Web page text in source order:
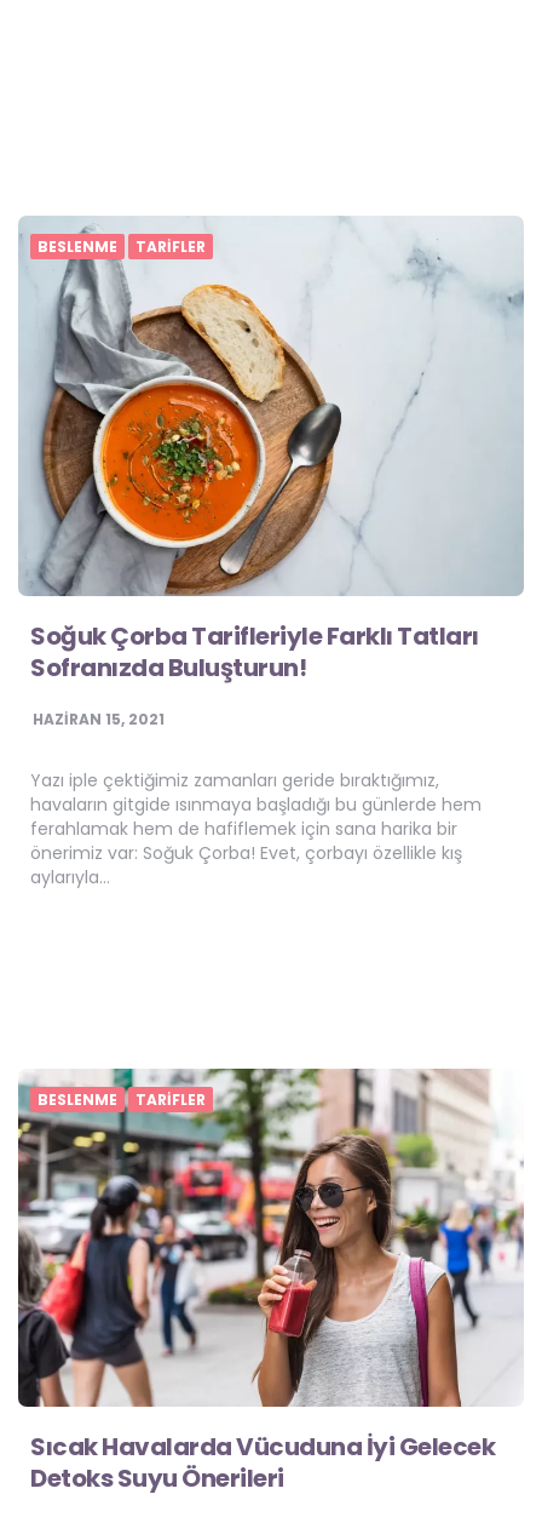
BESLENME TARIFLER
Soğuk Çorba Tarifleriyle Farklı Tatları
Sofranızda Buluşturun!
HAZIRAN 15, 2021
Yazı iple çektiğimiz zamanları geride bıraktığımız,
havaların gitgide ısınmaya başladığı bu günlerde hem
ferahlamak hem de hafiflemek için sana harika bir
önerimiz var: Soğuk Çorba! Evet, çorbayı özellikle kış
aylarıyla…
BESLENME TARIFLER
Sıcak Havalarda Vücuduna İyi Gelecek
Detoks Suyu Önerileri